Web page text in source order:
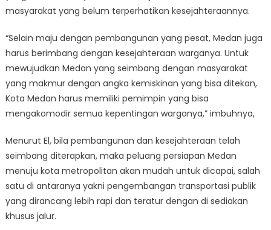
masyarakat yang belum terperhatikan kesejahteraannya.
“Selain maju dengan pembangunan yang pesat, Medan juga
harus berimbang dengan kesejahteraan warganya. Untuk
mewujudkan Medan yang seimbang dengan masyarakat
yang makmur dengan angka kemiskinan yang bisa ditekan,
Kota Medan harus memiliki pemimpin yang bisa
mengakomodir semua kepentingan warganya,” imbuhnya,
Menurut El, bila pembangunan dan kesejahteraan telah
seimbang diterapkan, maka peluang persiapan Medan
menuju kota metropolitan akan mudah untuk dicapai, salah
satu di antaranya yakni pengembangan transportasi publik
yang dirancang lebih rapi dan teratur dengan di sediakan
khusus jalur.